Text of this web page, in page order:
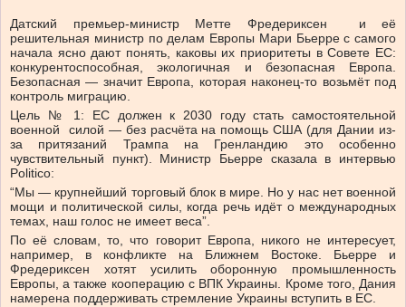
Датский премьер-министр Метте Фредериксен и её
решительная министр по делам Европы Мари Бьерре с самого
начала ясно дают понять, каковы их приоритеты в Совете ЕС:
конкурентоспособная, экологичная и безопасная Европа.
Безопасная — значит Европа, которая наконец-то возьмёт под
контроль миграцию.
Цель № 1: ЕС должен к 2030 году стать самостоятельной
военной силой — без расчёта на помощь США (для Дании из-
за притязаний Трампа на Гренландию это особенно
чувствительный пункт). Министр Бьерре сказала в интервью
Politico:
“Мы — крупнейший торговый блок в мире. Но у нас нет военной
мощи и политической силы, когда речь идёт о международных
темах, наш голос не имеет веса”.
По её словам, то, что говорит Европа, никого не интересует,
например, в конфликте на Ближнем Востоке. Бьерре и
Фредериксен хотят усилить оборонную промышленность
Европы, а также кооперацию с ВПК Украины. Кроме того, Дания
намерена поддерживать стремление Украины вступить в ЕС.